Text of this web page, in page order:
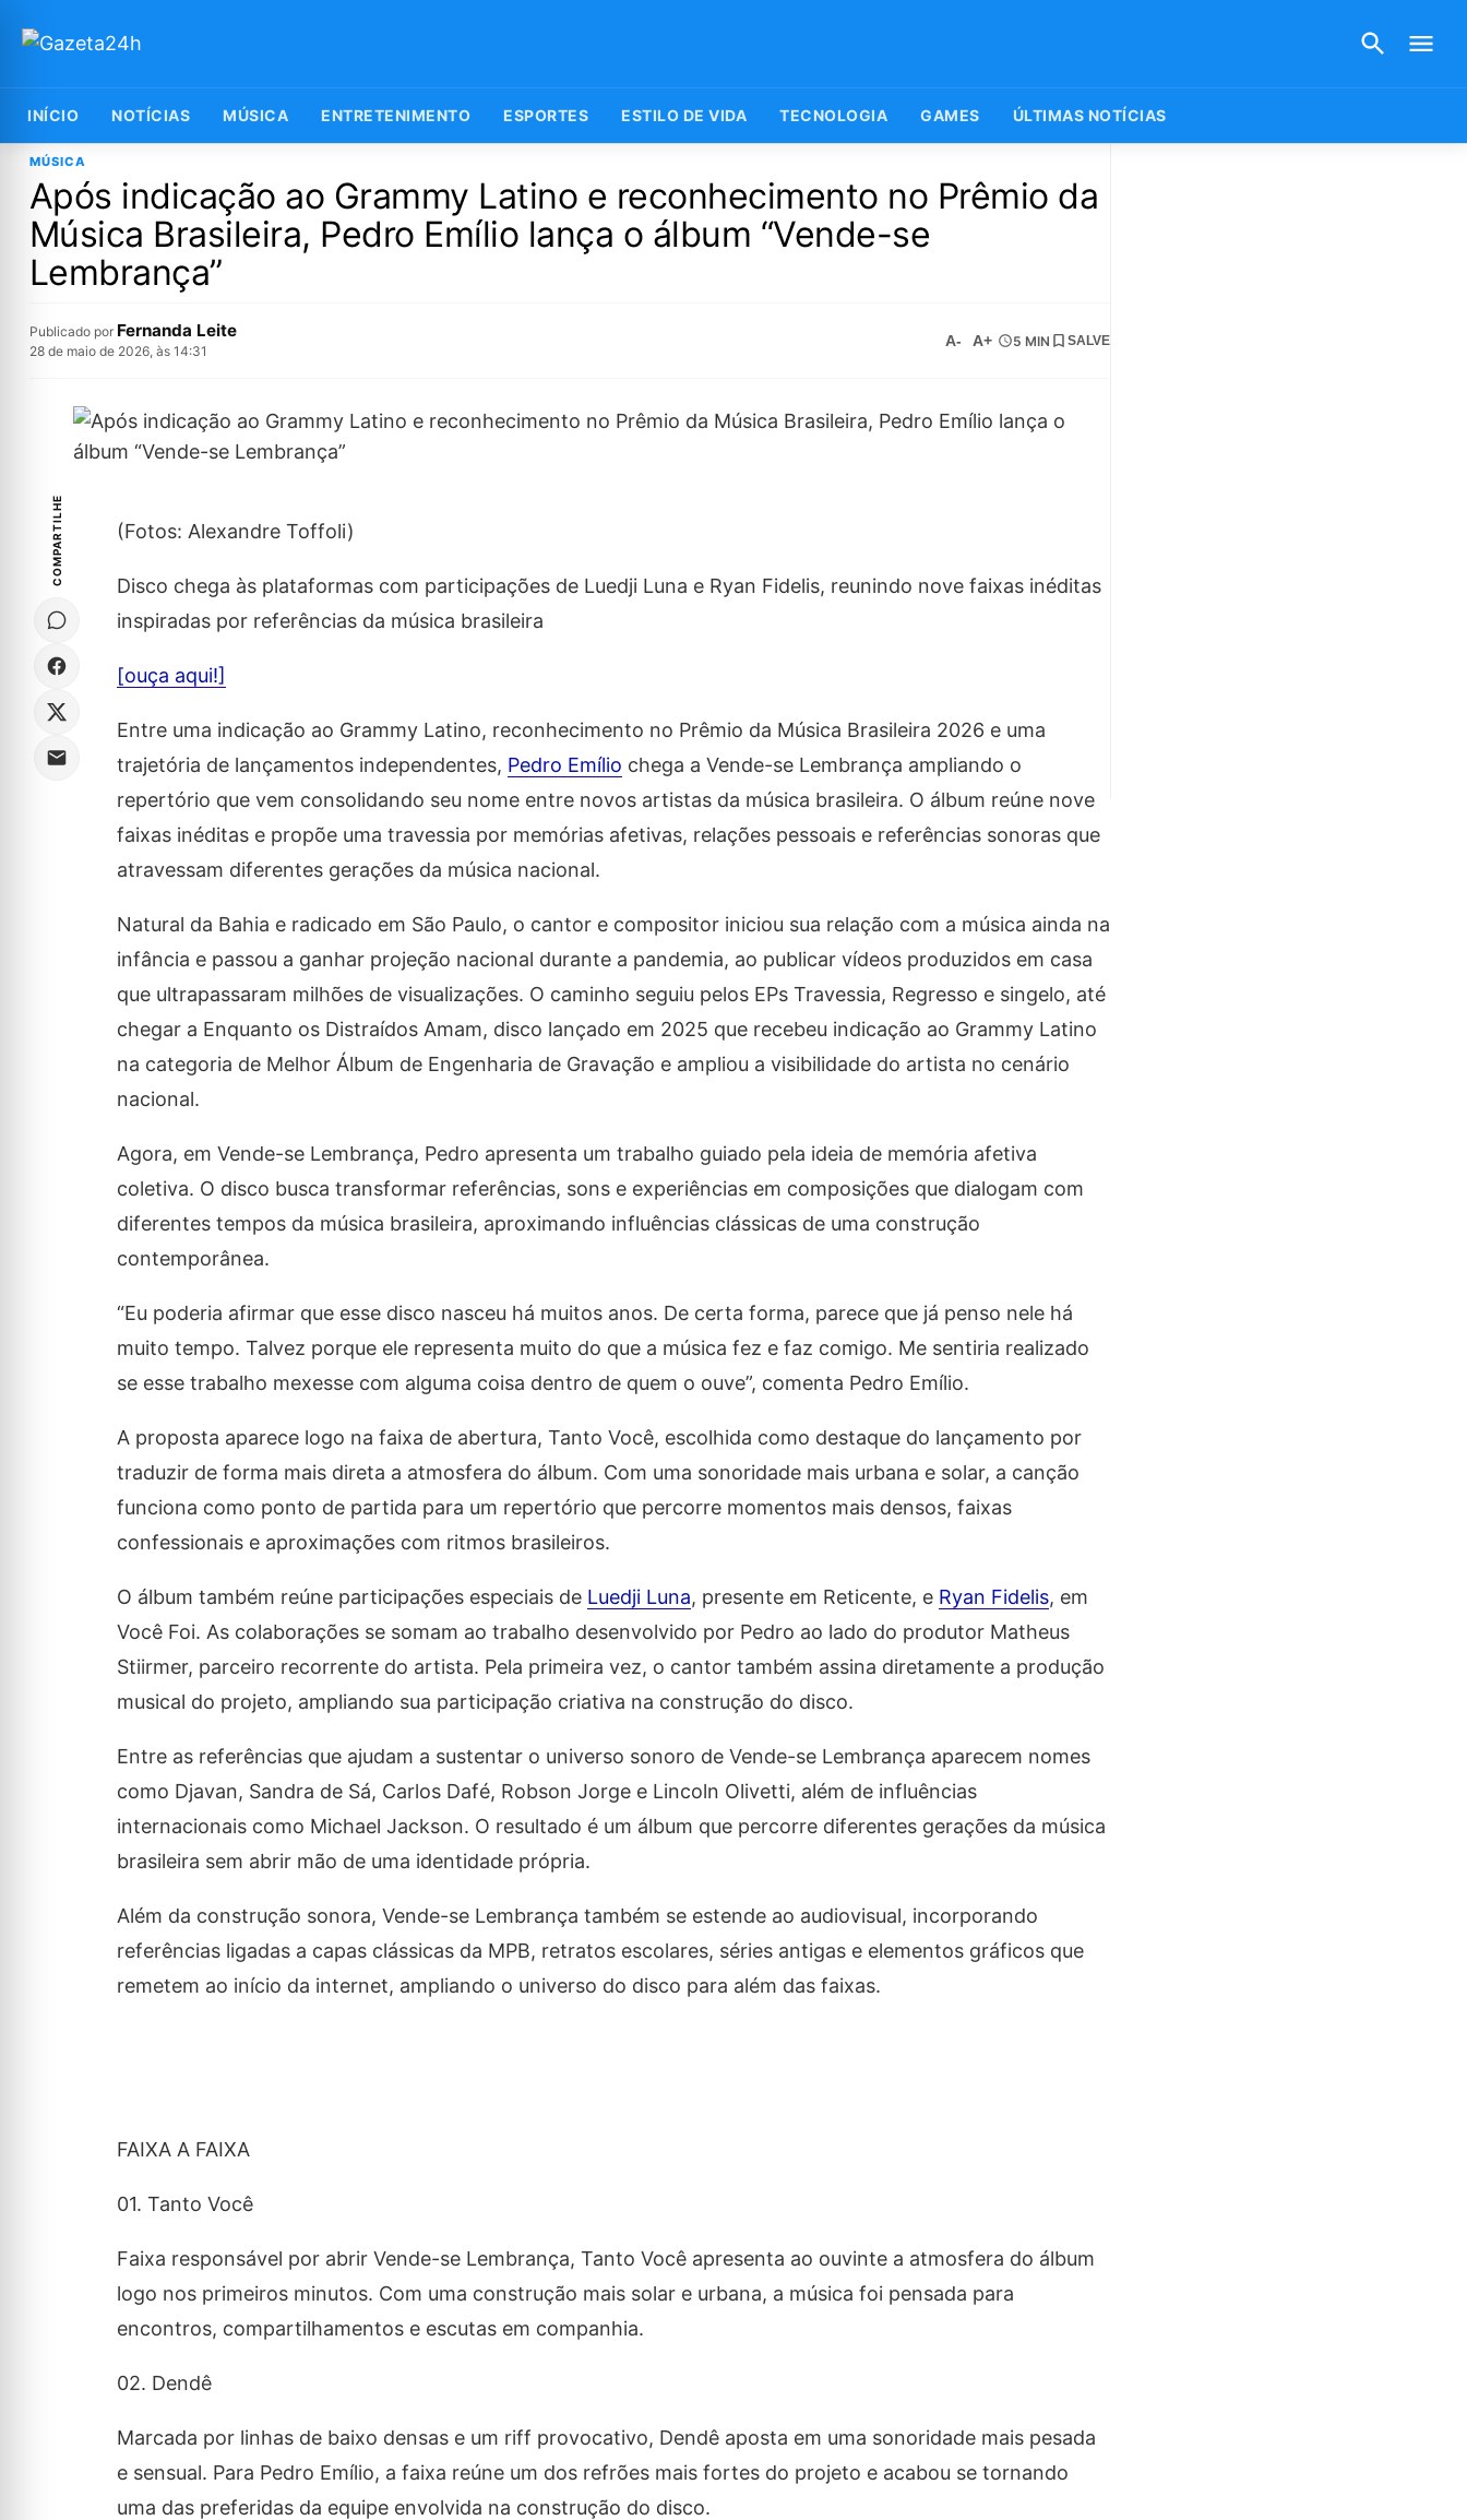
INÍCIO NOTÍCIAS MÚSICA ENTRETENIMENTO ESPORTES ESTILO DE VIDA TECNOLOGIA GAMES ÚLTIMAS NOTÍCIAS
MÚSICA
Após indicação ao Grammy Latino e reconhecimento no Prêmio da
Música Brasileira, Pedro Emílio lança o álbum “Vende-se
Lembrança”
Publicado por Fernanda Leite
28 de maio de 2026, às 14:31
A- A+ 5 MIN SALVE
COMPARTILHE (Fotos: Alexandre Toffoli)
Disco chega às plataformas com participações de Luedji Luna e Ryan Fidelis, reunindo nove faixas inéditas
inspiradas por referências da música brasileira
[ouça aqui!]
Entre uma indicação ao Grammy Latino, reconhecimento no Prêmio da Música Brasileira 2026 e uma
trajetória de lançamentos independentes, Pedro Emílio chega a Vende-se Lembrança ampliando o
repertório que vem consolidando seu nome entre novos artistas da música brasileira. O álbum reúne nove
faixas inéditas e propõe uma travessia por memórias afetivas, relações pessoais e referências sonoras que
atravessam diferentes gerações da música nacional.
Natural da Bahia e radicado em São Paulo, o cantor e compositor iniciou sua relação com a música ainda na
infância e passou a ganhar projeção nacional durante a pandemia, ao publicar vídeos produzidos em casa
que ultrapassaram milhões de visualizações. O caminho seguiu pelos EPs Travessia, Regresso e singelo, até
chegar a Enquanto os Distraídos Amam, disco lançado em 2025 que recebeu indicação ao Grammy Latino
na categoria de Melhor Álbum de Engenharia de Gravação e ampliou a visibilidade do artista no cenário
nacional.
Agora, em Vende-se Lembrança, Pedro apresenta um trabalho guiado pela ideia de memória afetiva
coletiva. O disco busca transformar referências, sons e experiências em composições que dialogam com
diferentes tempos da música brasileira, aproximando influências clássicas de uma construção
contemporânea.
“Eu poderia afirmar que esse disco nasceu há muitos anos. De certa forma, parece que já penso nele há
muito tempo. Talvez porque ele representa muito do que a música fez e faz comigo. Me sentiria realizado
se esse trabalho mexesse com alguma coisa dentro de quem o ouve”, comenta Pedro Emílio.
A proposta aparece logo na faixa de abertura, Tanto Você, escolhida como destaque do lançamento por
traduzir de forma mais direta a atmosfera do álbum. Com uma sonoridade mais urbana e solar, a canção
funciona como ponto de partida para um repertório que percorre momentos mais densos, faixas
confessionais e aproximações com ritmos brasileiros.
O álbum também reúne participações especiais de Luedji Luna, presente em Reticente, e Ryan Fidelis, em
Você Foi. As colaborações se somam ao trabalho desenvolvido por Pedro ao lado do produtor Matheus
Stiirmer, parceiro recorrente do artista. Pela primeira vez, o cantor também assina diretamente a produção
musical do projeto, ampliando sua participação criativa na construção do disco.
Entre as referências que ajudam a sustentar o universo sonoro de Vende-se Lembrança aparecem nomes
como Djavan, Sandra de Sá, Carlos Dafé, Robson Jorge e Lincoln Olivetti, além de influências
internacionais como Michael Jackson. O resultado é um álbum que percorre diferentes gerações da música
brasileira sem abrir mão de uma identidade própria.
Além da construção sonora, Vende-se Lembrança também se estende ao audiovisual, incorporando
referências ligadas a capas clássicas da MPB, retratos escolares, séries antigas e elementos gráficos que
remetem ao início da internet, ampliando o universo do disco para além das faixas.
FAIXA A FAIXA
01. Tanto Você
Faixa responsável por abrir Vende-se Lembrança, Tanto Vocêapresenta ao ouvinte a atmosfera do álbum
logo nos primeiros minutos. Com uma construção mais solar e urbana, a música foi pensada para
encontros, compartilhamentos e escutas em companhia.
02. Dendê
Marcada por linhas de baixo densas e um riff provocativo, Dendêaposta em uma sonoridade mais pesada
e sensual. Para Pedro Emílio, a faixa reúne um dos refrões mais fortes do projeto e acabou se tornando
uma das preferidas da equipe envolvida na construção do disco.